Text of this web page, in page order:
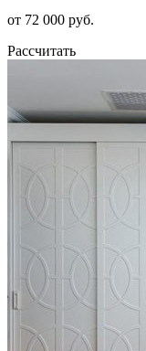
от 72 000 руб.
Рассчитать